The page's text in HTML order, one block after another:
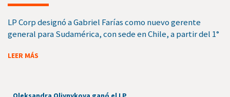
LP Corp designó a Gabriel Farías como nuevo gerente
general para Sudamérica, con sede en Chile, a partir del 1°
LEER MÁS